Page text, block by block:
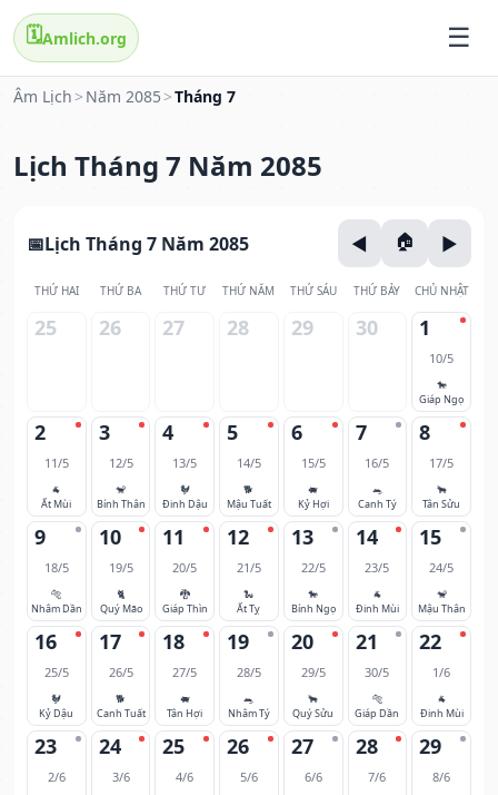
🗓️Amlich.org
Âm Lịch > Năm 2085 >Tháng 7
Lịch Tháng 7 Năm 2085
Lịch Tháng 7 Năm 2085
THỨ HAI THỨ BA THỨ TƯ THỨ NĂM THỨ SÁU THỨ BẢY CHỦ NHẬT
25 26 27 28 29 30 1
10/5
🐎
Giáp Ngọ
2
11/5
🐐
Ất Mùi
3
12/5
🐒
Bính Thân
4
13/5
🐓
Đinh Dậu
5
14/5
🐕
Mậu Tuất
6
15/5
🐖
Kỷ Hợi
7
16/5
🐀
Canh Tý
8
17/5
🐂
Tân Sửu
9
18/5
🐅
Nhâm Dần
10
19/5
🐈
Quý Mão
11
20/5
🐉
Giáp Thìn
12
21/5
🐍
Ất Tỵ
13
22/5
🐎
Bính Ngọ
14
23/5
🐐
Đinh Mùi
15
24/5
🐒
Mậu Thân
16
25/5
🐓
Kỷ Dậu
17
26/5
🐕
Canh Tuất
18
27/5
🐖
Tân Hợi
19
28/5
🐀
Nhâm Tý
20
29/5
🐂
Quý Sửu
21
30/5
🐅
Giáp Dần
22
1/6
🐐
Đinh Mùi
23
2/6
24
3/6
25
4/6
26
5/6
27
6/6
28
7/6
29
8/6